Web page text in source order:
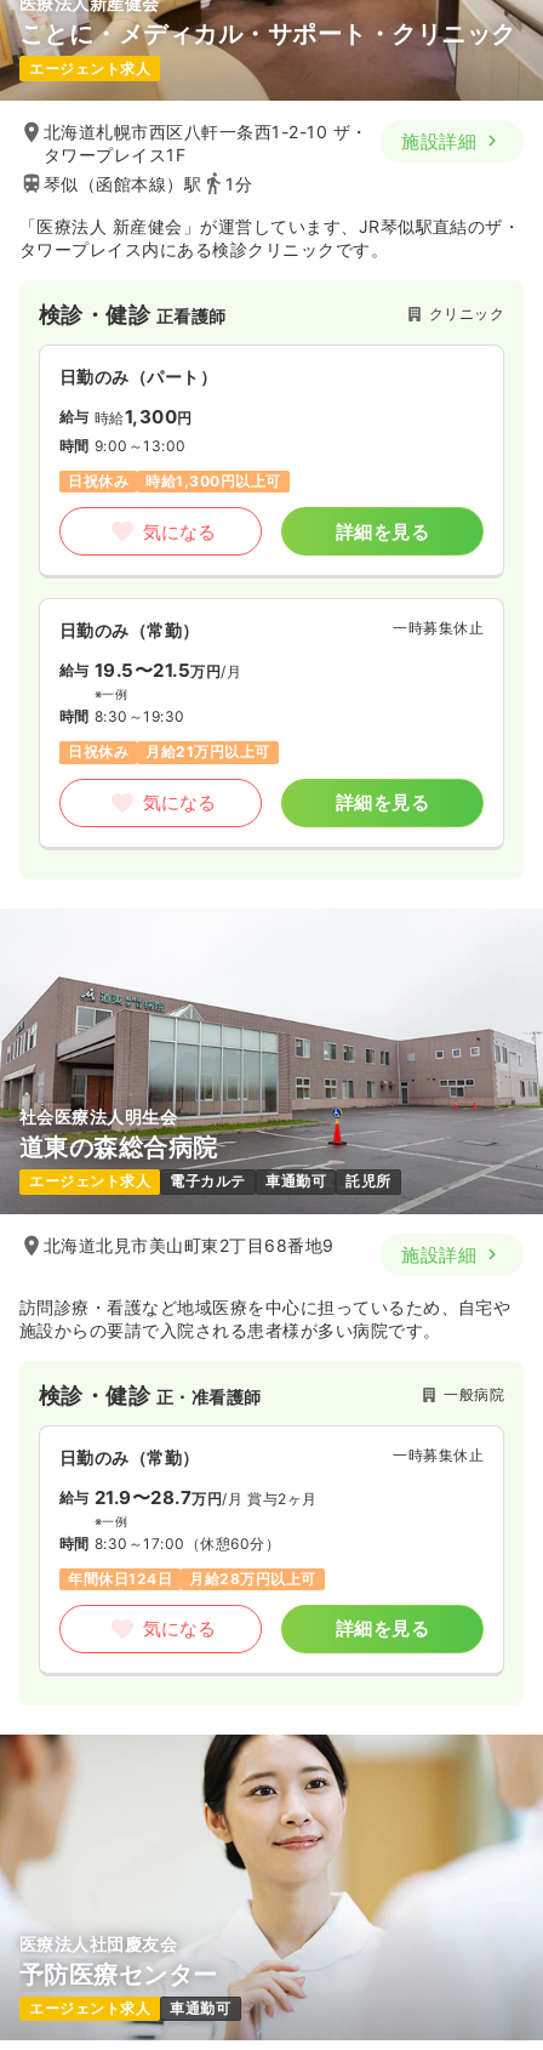
ことに・メディカル・サポート・クリニック
エージェント求人
北海道札幌市西区八軒一条西1-2-10 ザ・
タワープレイス1F
琴似（函館本線）駅
1分
施設詳細
「医療法人 新産健会」が運営しています、JR琴似駅直結のザ・
タワープレイス内にある検診クリニックです。
検診・健診 正看護師 クリニック
日勤のみ（パート）
給与 時給1,300円
時間 9:00～13:00
日祝休み
時給1,300円以上可
気になる 詳細を見る
日勤のみ（常勤） 一時募集休止
給与 19.5〜21.5万円/月
※一例
時間 8:30～19:30
日祝休み
月給21万円以上可
気になる 詳細を見る
社会医療法人明生会
道東の森総合病院
エージェント求人 電子カルテ 車通勤可 託児所
北海道北見市美山町東2丁目68番地9 施設詳細
訪問診療・看護など地域医療を中心に担っているため、自宅や
施設からの要請で入院される患者様が多い病院です。
検診・健診 正・准看護師 一般病院
日勤のみ（常勤） 一時募集休止
給与 21.9〜28.7万円/月 賞与2ヶ月
※一例
時間 8:30～17:00 （休憩60分）
年間休日124日
月給28万円以上可
気になる 詳細を見る
医療法人社団慶友会
予防医療センター
エージェント求人 車通勤可